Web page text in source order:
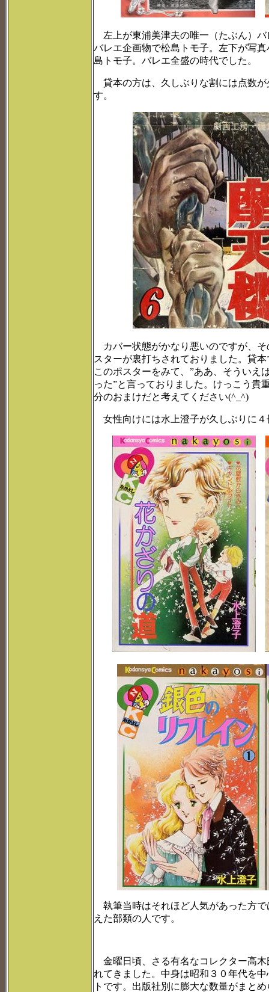
左上が東浦美津夫の唯一（たぶん）
バレエ企画物で松島トモ子。左下が写
島トモ子。バレエ全盛の時代でした。
貸本の方は、久しぶりな割には点数
す。
カバー状態がかなり悪いのですが、
スターが裏打ちされておりました。貸
このポスターをみて、”ああ、そういえ
った”と言っておりました。けっこう貴
分のおまけだと考えてください(^_^)
女性向けには水上澄子が久しぶりに４
執筆当時はそれほど人気があった方
えた部類の人です。
金曜日頃、さる有名なコレクター高
れてきました。中身は昭和３０年代を
トです。出版社別に膨大な数量がまと